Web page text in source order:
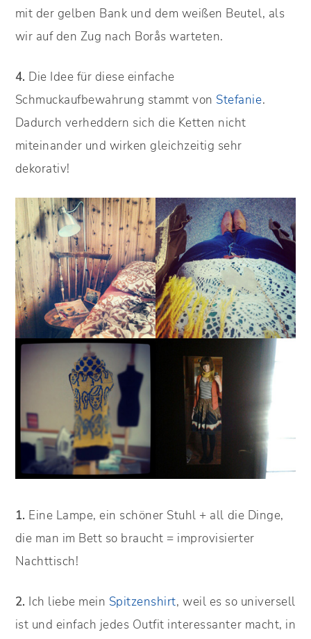
mit der gelben Bank und dem weißen Beutel, als
wir auf den Zug nach Borås warteten.
4. Die Idee für diese einfache
Schmuckaufbewahrung stammt von Stefanie.
Dadurch verheddern sich die Ketten nicht
miteinander und wirken gleichzeitig sehr
dekorativ!
1. Eine Lampe, ein schöner Stuhl + all die Dinge,
die man im Bett so braucht = improvisierter
Nachttisch!
2. Ich liebe mein Spitzenshirt, weil es so universell
ist und einfach jedes Outfit interessanter macht, in